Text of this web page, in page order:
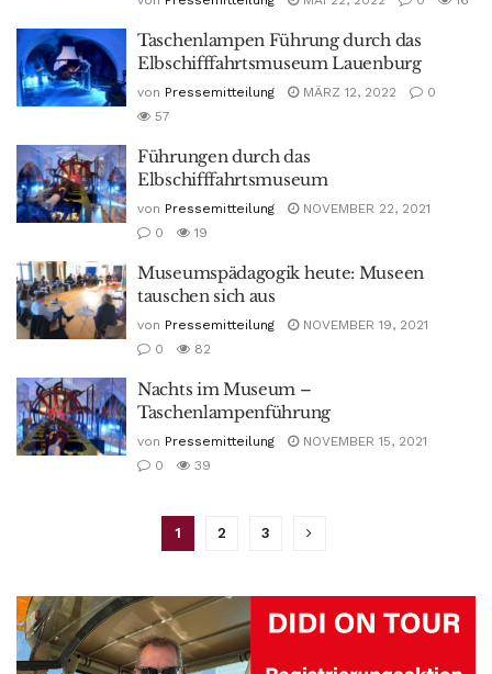
Taschenlampen Führung durch das
Elbschifffahrtsmuseum Lauenburg
von Pressemitteilung MÄRZ 12, 2022
0
57
Führungen durch das
Elbschifffahrtsmuseum
von Pressemitteilung
NOVEMBER 22, 2021
0
19
Museumspädagogik heute: Museen
tauschen sich aus
von Pressemitteilung
NOVEMBER 19, 2021
0
82
Nachts im Museum –
Taschenlampenführung
von Pressemitteilung
NOVEMBER 15, 2021
0
39
1 2 3